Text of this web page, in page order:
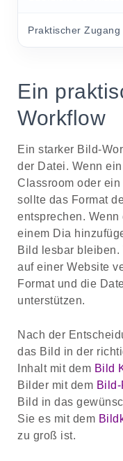
Praktischer Zugang
Ein
Workflow
Ein starker Bild-
der Datei. Wenn
Classroom oder
sollte das Format
entsprechen.
einem Dia
Bild lesbar
auf einer Website
Format und die
unterstützen.
Nach der
das Bild in der
Inhalt mit dem Bild
Bilder mit dem
Bild in das
Sie es mit dem
zu groß ist.